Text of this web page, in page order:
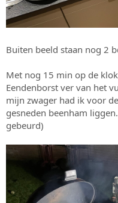
Buiten beeld staan nog 2
Met nog 15 min op de
Eendenborst ver van het
mijn zwager had ik voor
gesneden beenham
gebeurd)